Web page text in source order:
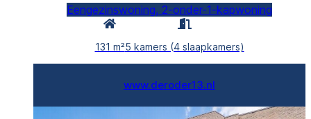
Eengezinswoning, 2-onder-1-kapwoning
131 m²5 kamers (4 slaapkamers)
www.deroder13.nl